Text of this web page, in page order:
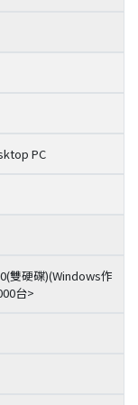
PC
雙硬碟)(Windows作
台>